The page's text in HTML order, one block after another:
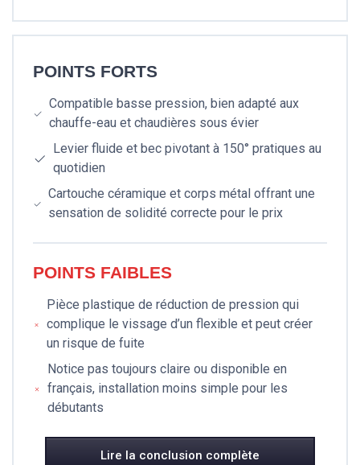
POINTS FORTS
Compatible basse pression, bien adapté aux
chauffe-eau et chaudières sous évier
Levier fluide et bec pivotant à 150° pratiques au
quotidien
Cartouche céramique et corps métal offrant une
sensation de solidité correcte pour le prix
POINTS FAIBLES
Pièce plastique de réduction de pression qui
complique le vissage d’un flexible et peut créer
un risque de fuite
Notice pas toujours claire ou disponible en
français, installation moins simple pour les
débutants
Lire la conclusion complète